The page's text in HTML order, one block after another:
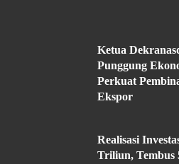
Ketua
Punggung
Perkuat
Ekspor
Realisasi
Triliun, Tembus